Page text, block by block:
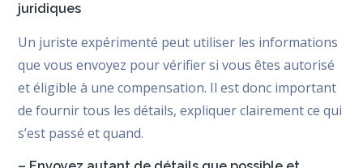
juridiques
Un juriste expérimenté peut utiliser les informations
que vous envoyez pour vérifier si vous êtes autorisé
et éligible à une compensation. Il est donc important
de fournir tous les détails, expliquer clairement ce qui
s’est passé et quand.